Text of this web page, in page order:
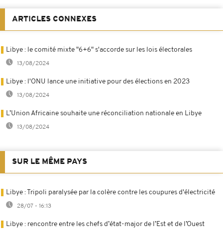
ARTICLES CONNEXES
Libye : le comité mixte "6+6" s'accorde sur les lois électorales
13/08/2024
Libye : l'ONU lance une initiative pour des élections en 2023
13/08/2024
L’Union Africaine souhaite une réconciliation nationale en Libye
13/08/2024
SUR LE MÊME PAYS
Libye : Tripoli paralysée par la colère contre les coupures d'électricité
28/07 - 16:13
Libye : rencontre entre les chefs d’état-major de l’Est et de l’Ouest